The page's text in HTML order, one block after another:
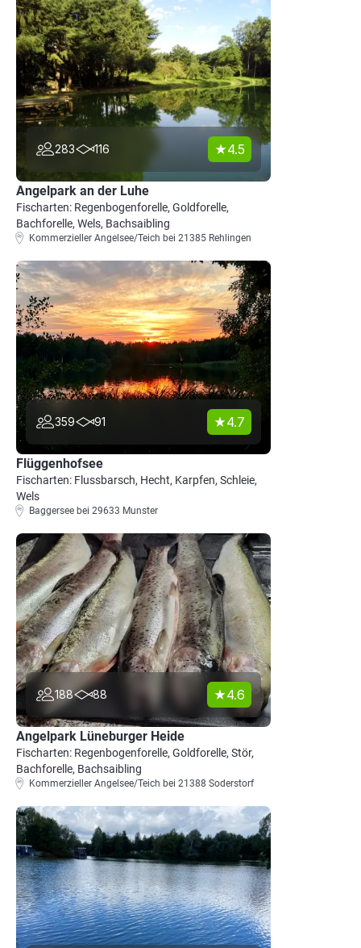
283 116 4.5
Angelpark an der Luhe
Fischarten: Regenbogenforelle, Goldforelle,
Bachforelle, Wels, Bachsaibling
Kommerzieller Angelsee/Teich bei 21385 Rehlingen
359 91 4.7
Flüggenhofsee
Fischarten: Flussbarsch, Hecht, Karpfen, Schleie,
Wels
Baggersee bei 29633 Munster
188 88 4.6
Angelpark Lüneburger Heide
Fischarten: Regenbogenforelle, Goldforelle, Stör,
Bachforelle, Bachsaibling
Kommerzieller Angelsee/Teich bei 21388 Soderstorf